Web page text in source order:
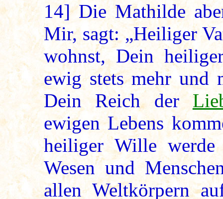
14]Die Mathilde
Mir, sagt: „Heiliger
wohnst, Dein
ewig stets mehr und
Dein Reich der
ewigen Lebens
heiliger Wille
Wesen und
allen Weltkörpern